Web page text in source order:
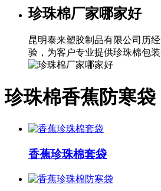
珍珠棉厂家哪家好
昆明泰来塑胶制品有限公司历
验，为客户专业提供珍珠棉包装
珍珠棉香蕉防寒袋
香蕉珍珠棉套袋